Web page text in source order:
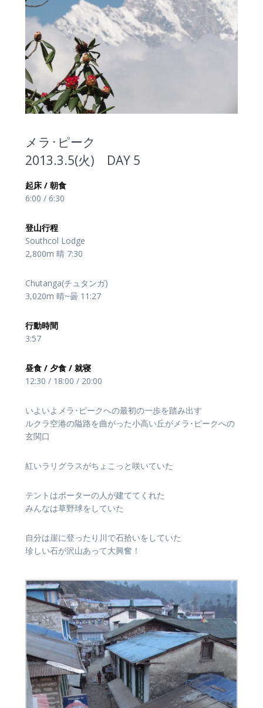
メラ･ピーク
2013.3.5(火) DAY 5
起床 / 朝食
6:00 / 6:30
登山行程
Southcol Lodge
2,800m 晴 7:30
Chutanga(チュタンガ)
3,020m 晴~曇 11:27
行動時間
3:57
昼食 / 夕食 / 就寝
12:30 / 18:00 / 20:00
いよいよメラ･ピークへの最初の一歩を踏み出す
ルクラ空港の隘路を曲がった小高い丘がメラ･ピークへの
玄関口
紅いラリグラスがちょこっと咲いていた
テントはポーターの人が建ててくれた
みんなは草野球をしていた
自分は崖に登ったり川で石拾いをしていた
珍しい石が沢山あって大興奮！